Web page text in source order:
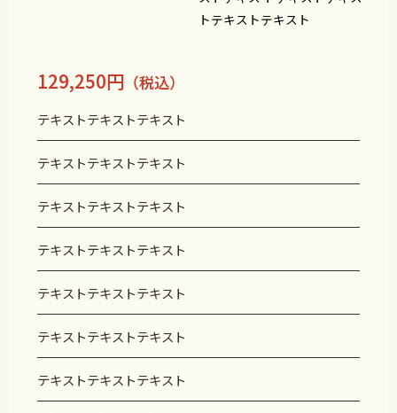
トテキストテキスト
129,250円 （税込）
テキストテキストテキスト
テキストテキストテキスト
テキストテキストテキスト
テキストテキストテキスト
テキストテキストテキスト
テキストテキストテキスト
テキストテキストテキスト